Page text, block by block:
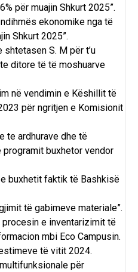
për muajin Shkurt 2025”.
ekonomike nga të
Shkurt 2025”.
S. M për t’u
ditore të të moshuarve
në vendimin e Këshillit të
për ngritjen e Komisionit
te ardhurave dhe të
buxhetor vendor
buxhetit faktik të Bashkisë
të gabimeve materiale”.
e inventarizimit të
mbi Eco Campusin.
të vitit 2024.
për